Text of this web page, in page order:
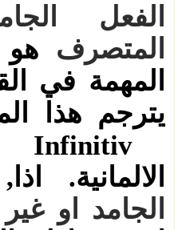
الفعل
المتصرف هو
المهمة في
يترجم هذا
Infinitiv
الالمانية.
اذا ,
الجامد او